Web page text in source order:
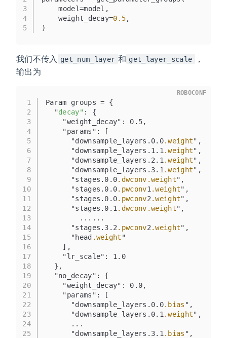
3
4
5
    model=model,
    weight_decay=
0.5,
)
我们不传入 get_num_layer 和 get_layer_scale
，
输出为
1
2
3
4
5
6
7
8
9
10
11
12
13
14
15
16
17
18
19
20
21
22
23
24
25
Param groups = {
  "
decay" : {
    "weight_decay": 0.5,
    "params": [
      "downsample_layers.0.0
.weight",
      "downsample_layers.1.1
.weight",
      "downsample_layers.2.1
.weight",
      "downsample_layers.3.1
.weight",
      "stages.0.0
.dwconv .weight",
      "stages.0.0
.pwconv1 .weight",
      "stages.0.0
.pwconv2 .weight",
      "stages.0.1
.dwconv .weight",
        ......
      "stages.3.2
.pwconv2 .weight",
      "head
.weight "
    ],
    "lr_scale": 1.0
  },
  "no_decay": {
    "weight_decay": 0.0,
    "params": [
      "downsample_layers.0.0
.bias ",
      "downsample_layers.0.1
.weight",
      ...
      "downsample_layers.3.1
.bias ",
ROBOCONF